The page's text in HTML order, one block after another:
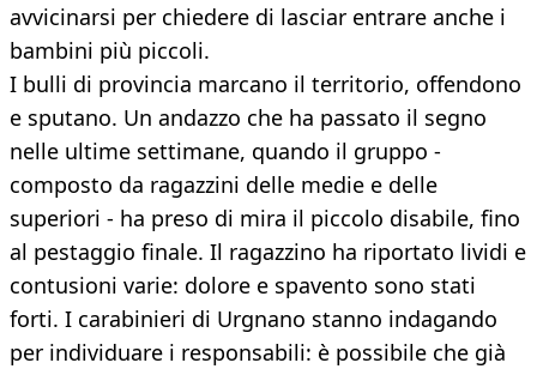
avvicinarsi per chiedere di lasciar entrare anche i
bambini più piccoli.
I bulli di provincia marcano il territorio, offendono
e sputano. Un andazzo che ha passato il segno
nelle ultime settimane, quando il gruppo -
composto da ragazzini delle medie e delle
superiori - ha preso di mira il piccolo disabile, fino
al pestaggio finale. Il ragazzino ha riportato lividi e
contusioni varie: dolore e spavento sono stati
forti. I carabinieri di Urgnano stanno indagando
per individuare i responsabili: è possibile che già